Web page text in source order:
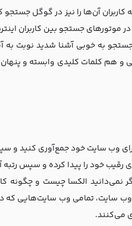
آن‌ها را نیز در گوگل جستجو
جستجو بین کاربران
جستجو به خوبی آشنا شدید نوبت به
و هم کلمات کلیدی وابسته و
وب سایت خود جمع‌آوری کنید و
خود را پیدا کرده و سپس رتبه
نمی‌دانید الکسا چیست و چگونه
وب سایت، تمامی وب سایت‌هایی
می‌کنند.